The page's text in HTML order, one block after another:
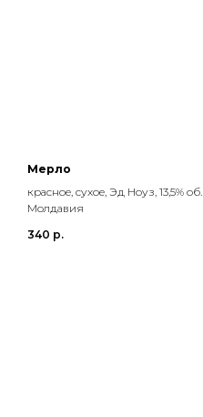
Мерло
красное, сухое, Эд Ноуз, 13,5% об.
Молдавия
340 р.